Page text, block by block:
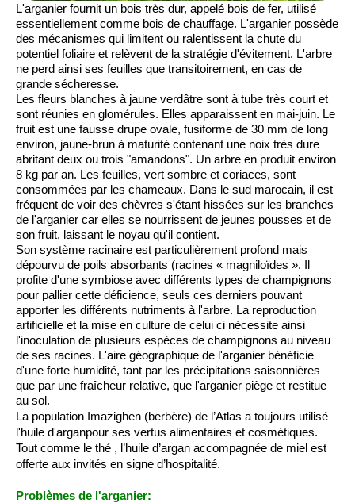
L'arganier fournit un bois très dur, appelé bois de fer, utilisé
essentiellement comme bois de chauffage. L'arganier possède
des mécanismes qui limitent ou ralentissent la chute du
potentiel foliaire et relèvent de la stratégie d'évitement. L'arbre
ne perd ainsi ses feuilles que transitoirement, en cas de
grande sécheresse.
Les fleurs blanches à jaune verdâtre sont à tube très court et
sont réunies en glomérules. Elles apparaissent en mai-juin. Le
fruit est une fausse drupe ovale, fusiforme de 30 mm de long
environ, jaune-brun à maturité contenant une noix très dure
abritant deux ou trois "amandons". Un arbre en produit environ
8 kg par an. Les feuilles, vert sombre et coriaces, sont
consommées par les chameaux. Dans le sud marocain, il est
fréquent de voir des chèvres s'étant hissées sur les branches
de l'arganier car elles se nourrissent de jeunes pousses et de
son fruit, laissant le noyau qu'il contient.
Son système racinaire est particulièrement profond mais
dépourvu de poils absorbants (racines « magniloïdes ». Il
profite d'une symbiose avec différents types de champignons
pour pallier cette déficience, seuls ces derniers pouvant
apporter les différents nutriments à l'arbre. La reproduction
artificielle et la mise en culture de celui ci nécessite ainsi
l'inoculation de plusieurs espèces de champignons au niveau
de ses racines. L'aire géographique de l'arganier bénéficie
d'une forte humidité, tant par les précipitations saisonnières
que par une fraîcheur relative, que l'arganier piège et restitue
au sol.
La population Imazighen (berbère) de l’Atlas a toujours utilisé
l'huile d'arganpour ses vertus alimentaires et cosmétiques.
Tout comme le thé , l’huile d’argan accompagnée de miel est
offerte aux invités en signe d’hospitalité.
Problèmes de l'arganier: